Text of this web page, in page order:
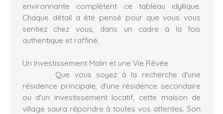
environnante complètent ce tableau idyllique.
Chaque détail a été pensé pour que vous vous
sentiez chez vous, dans un cadre à la fois
authentique et raffiné.
Un Investissement Malin et une Vie Rêvée
Que vous soyez à la recherche d'une
résidence principale , d'une résidence secondaire
ou d'un investissement locatif , cette maison de
village saura répondre à toutes vos attentes. Son